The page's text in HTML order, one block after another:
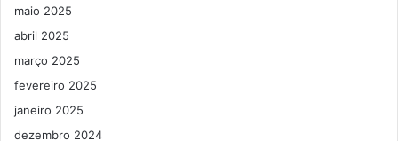
maio 2025
abril 2025
março 2025
fevereiro 2025
janeiro 2025
dezembro 2024